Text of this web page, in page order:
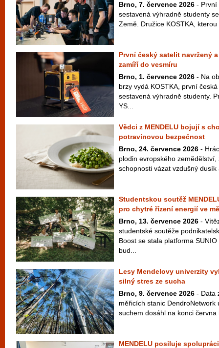
Brno, 7. července 2026 - První
sestavená výhradně studenty
Země. Družice KOSTKA,
První český satelit navržený
zamíří do vesmíru
Brno, 1. července 2026 - Na
brzy vydá KOSTKA, první
sestavená výhradně studenty.
YS...
Vědci z MENDELU bojují s
potravinovou bezpečnost
Brno, 24. července 2026 -
plodin evropského
schopnosti vázat vzdušný
Studentskou soutěž
pro chytré řízení energií ve
Brno, 13. července 2026 -
studentské soutěže
Boost se stala platforma
bud...
Lesy Mendelovy univerzity
silný stres ze sucha
Brno, 9. července 2026 - Data
měřicích stanic DendroNetwork
suchem dosáhl na konci
MENDELU posiluje